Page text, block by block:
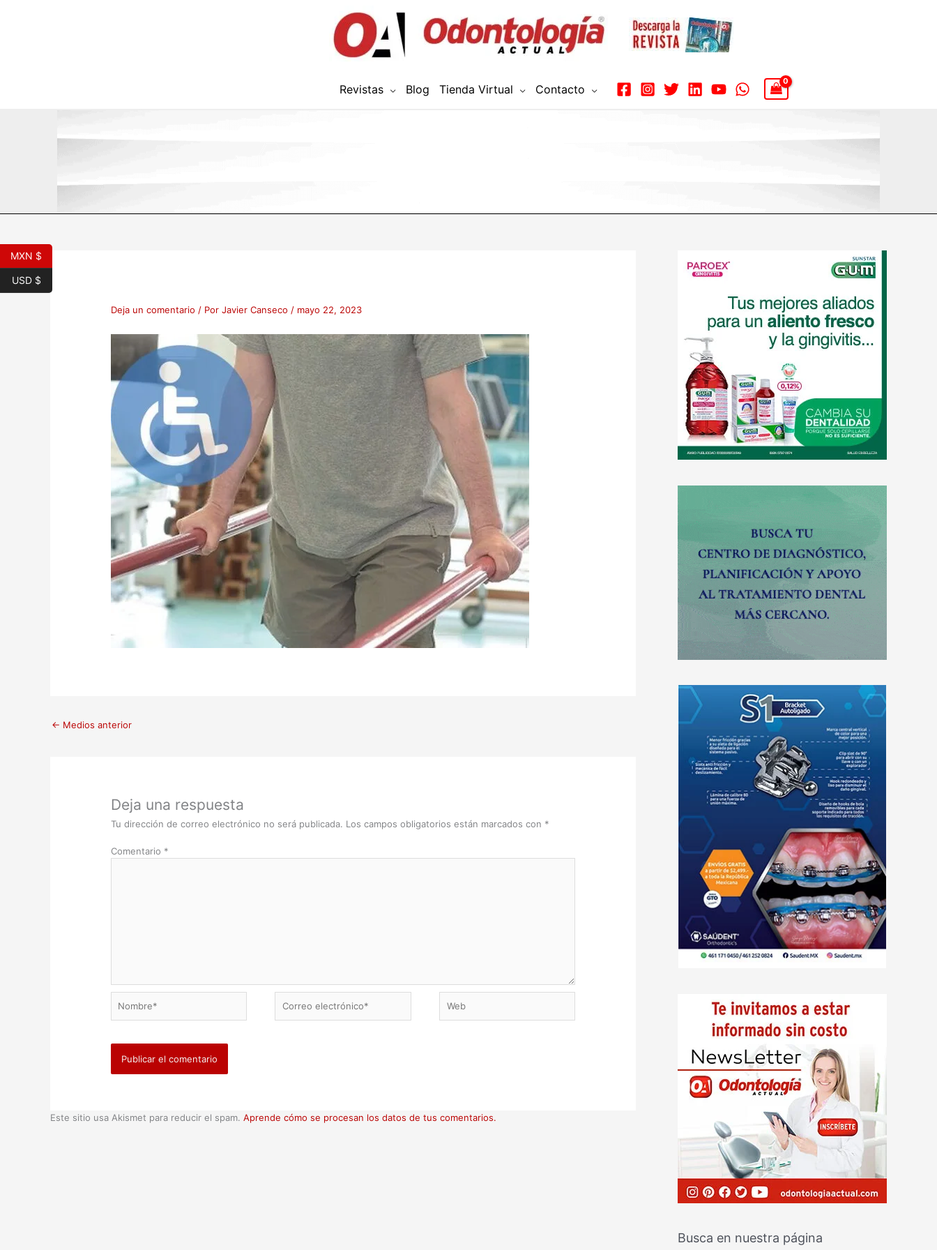
Revistas Blog Tienda Virtual Contacto
Deja un comentario / Por Javier Canseco / mayo 22, 2023
← Medios anterior
Deja una respuesta
Tu dirección de correo electrónico no será publicada. Los campos obligatorios están marcados con *
Comentario *
electrónico*
Este sitio usa Akismet para reducir el spam. Aprende cómo se procesan los datos de tus comentarios.
Busca en nuestra página
MXN $
USD $